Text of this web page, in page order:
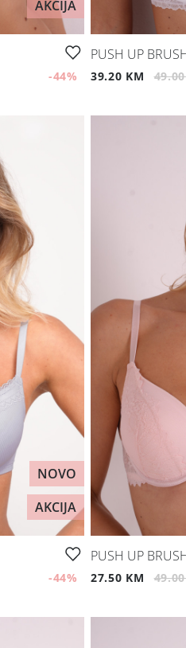
AKCIJA
-44%
PUSH UP
39.20 KM
NOVO
AKCIJA
-44%
PUSH UP
27.50 KM